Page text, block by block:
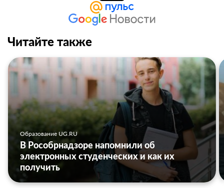
Читайте также
Образование UG.RU
В Рособрнадзоре напомнили об
электронных студенческих и как их
получить